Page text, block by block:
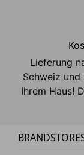
Lieferung
Schweiz
Ihrem Haus!